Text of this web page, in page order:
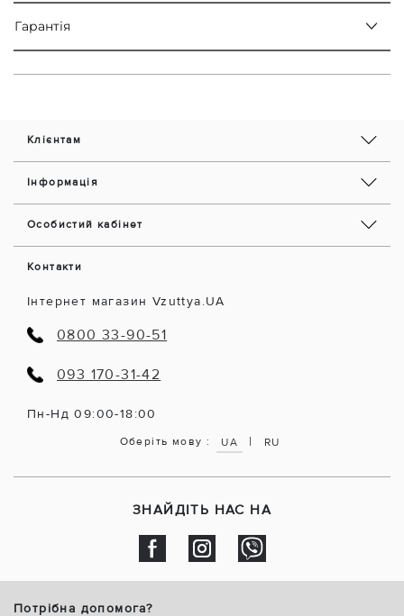
Гарантія
Клієнтам
Інформація
Особистий кабінет
Контакти
Інтернет магазин Vzuttya.UA
0800 33-90-51
093 170-31-42
Пн-Нд 09:00-18:00
Оберіть мову : UA | RU
ЗНАЙДІТЬ НАС НА
Потрібна допомога?